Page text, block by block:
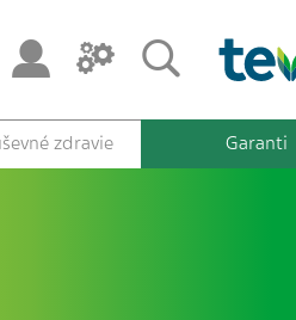
zdravie Garanti